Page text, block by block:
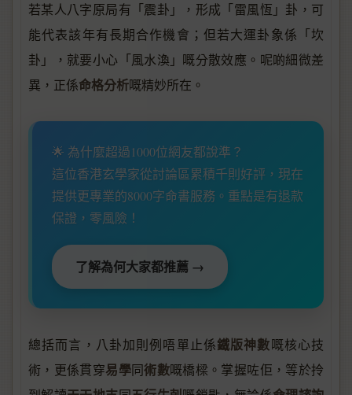
若某人八字原局有「震卦」，形成「雷風恆」卦，可
能代表該年有長期合作機會；但若大運卦象係「坎
卦」，就要小心「風水渙」嘅分散效應。呢啲細微差
異，正係命格分析嘅精妙所在。
🌟 為什麼超過1000位網友都說準？
這位香港玄學家從討論區累積千則好評，現在
提供更專業的8000字命書服務。重點是有退款
保證，零風險！
了解為何大家都推薦 →
總括而言，八卦加則例唔單止係鐵版神數嘅核心技
術，更係貫穿易學同術數嘅橋樑。掌握咗佢，等於拎